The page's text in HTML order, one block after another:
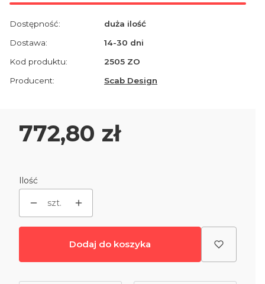
Dostępność:
duża ilość
Dostawa:
14-30 dni
Kod produktu:
2505 ZO
Producent:
Scab Design
Cena
772,80 zł
Ilość
szt.
Dodaj do koszyka